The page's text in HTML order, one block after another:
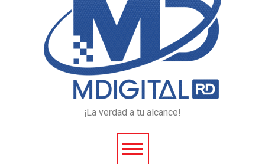
¡La verdad a tu alcance!